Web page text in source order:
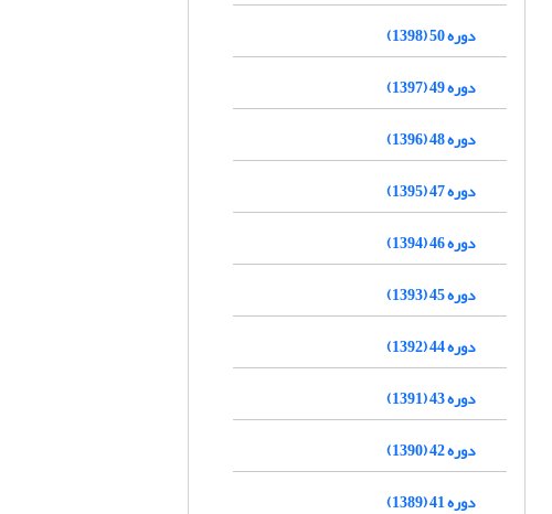
دوره 50 (1398)
دوره 49 (1397)
دوره 48 (1396)
دوره 47 (1395)
دوره 46 (1394)
دوره 45 (1393)
دوره 44 (1392)
دوره 43 (1391)
دوره 42 (1390)
دوره 41 (1389)